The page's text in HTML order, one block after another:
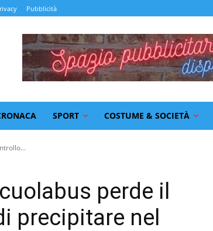
Pubblicità
SPORT COSTUME & SOCIETÀ
perde il
precipitare nel